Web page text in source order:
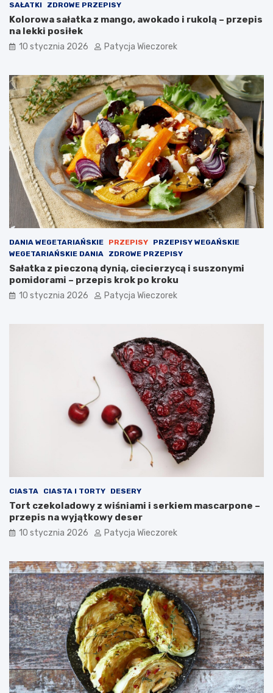
SAŁATKI
ZDROWE PRZEPISY
Kolorowa sałatka z mango, awokado i rukolą – przepis
na lekki posiłek
10 stycznia 2026 Patycja Wieczorek
DANIA WEGETARIAŃSKIE PRZEPISY
PRZEPISY WEGAŃSKIE
WEGETARIAŃSKIE DANIA
ZDROWE PRZEPISY
Sałatka z pieczoną dynią, ciecierzycą i suszonymi
pomidorami – przepis krok po kroku
10 stycznia 2026 Patycja Wieczorek
CIASTA CIASTA I TORTY DESERY
Tort czekoladowy z wiśniami i serkiem mascarpone –
przepis na wyjątkowy deser
10 stycznia 2026 Patycja Wieczorek